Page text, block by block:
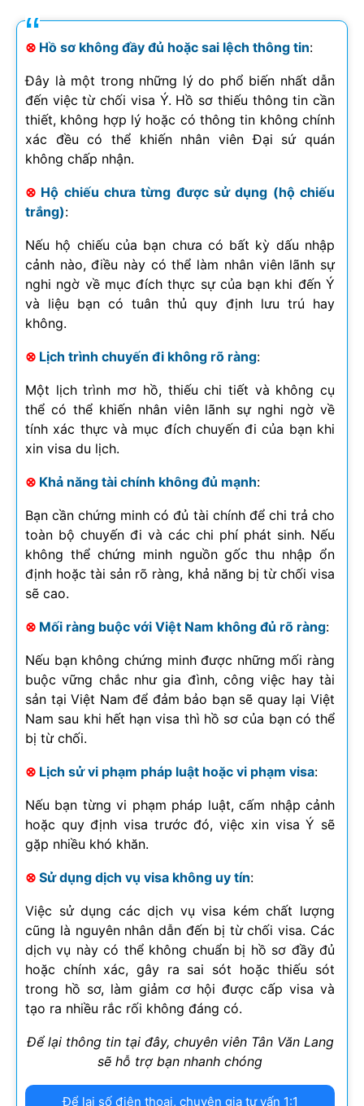
⊗ Hồ sơ không đầy đủ hoặc sai lệch thông tin:
Đây là một trong những lý do phổ biến nhất dẫn
đến việc từ chối visa Ý. Hồ sơ thiếu thông tin cần
thiết, không hợp lý hoặc có thông tin không chính
xác đều có thể khiến nhân viên Đại sứ quán
không chấp nhận.
⊗ Hộ chiếu chưa từng được sử dụng (hộ chiếu
trắng):
Nếu hộ chiếu của bạn chưa có bất kỳ dấu nhập
cảnh nào, điều này có thể làm nhân viên lãnh sự
nghi ngờ về mục đích thực sự của bạn khi đến Ý
và liệu bạn có tuân thủ quy định lưu trú hay
không.
⊗ Lịch trình chuyến đi không rõ ràng:
Một lịch trình mơ hồ, thiếu chi tiết và không cụ
thể có thể khiến nhân viên lãnh sự nghi ngờ về
tính xác thực và mục đích chuyến đi của bạn khi
xin visa du lịch.
⊗ Khả năng tài chính không đủ mạnh:
Bạn cần chứng minh có đủ tài chính để chi trả cho
toàn bộ chuyến đi và các chi phí phát sinh. Nếu
không thể chứng minh nguồn gốc thu nhập ổn
định hoặc tài sản rõ ràng, khả năng bị từ chối visa
sẽ cao.
⊗ Mối ràng buộc với Việt Nam không đủ rõ ràng:
Nếu bạn không chứng minh được những mối ràng
buộc vững chắc như gia đình, công việc hay tài
sản tại Việt Nam để đảm bảo bạn sẽ quay lại Việt
Nam sau khi hết hạn visa thì hồ sơ của bạn có thể
bị từ chối.
⊗ Lịch sử vi phạm pháp luật hoặc vi phạm visa:
Nếu bạn từng vi phạm pháp luật, cấm nhập cảnh
hoặc quy định visa trước đó, việc xin visa Ý sẽ
gặp nhiều khó khăn.
⊗ Sử dụng dịch vụ visa không uy tín:
Việc sử dụng các dịch vụ visa kém chất lượng
cũng là nguyên nhân dẫn đến bị từ chối visa. Các
dịch vụ này có thể không chuẩn bị hồ sơ đầy đủ
hoặc chính xác, gây ra sai sót hoặc thiếu sót
trong hồ sơ, làm giảm cơ hội được cấp visa và
tạo ra nhiều rắc rối không đáng có.
Để lại thông tin tại đây, chuyên viên Tân Văn Lang
sẽ hỗ trợ bạn nhanh chóng
Để lại số điện thoại, chuyên gia tư vấn 1:1